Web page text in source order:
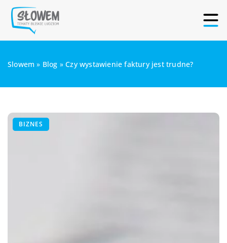
Slowem » Blog »Czy wystawienie faktury jest trudne?
BIZNES